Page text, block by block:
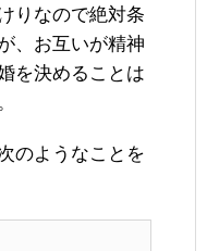
りなので絶対条
、お互いが精神
を決めることは
のようなことを